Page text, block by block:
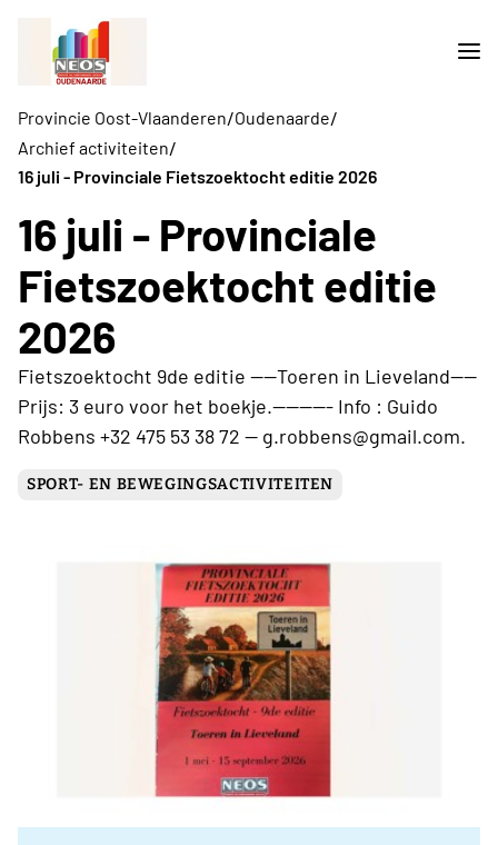
Provincie Oost-Vlaanderen/Oudenaarde/
Archief activiteiten/
16 juli - Provinciale Fietszoektocht editie 2026
16 juli - Provinciale
Fietszoektocht editie
2026
Fietszoektocht 9de editie ----Toeren in Lieveland----
Prijs: 3 euro voor het boekje.--------- Info : Guido
Robbens +32 475 53 38 72 -- g.robbens@gmail.com.
SPORT- EN BEWEGINGSACTIVITEITEN